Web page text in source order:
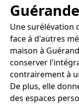
Guérande
Une surélévation
face à d'autres
maison à
conserver
contrairement à
De plus, elle
des espaces